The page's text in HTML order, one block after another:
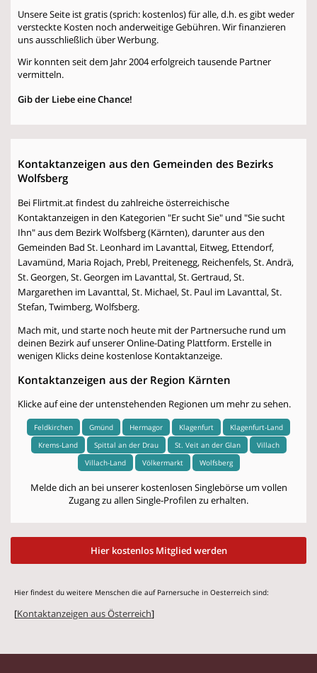
Unsere Seite ist gratis (sprich: kostenlos) für alle, d.h. es gibt weder
versteckte Kosten noch anderweitige Gebühren. Wir finanzieren
uns ausschließlich über Werbung.
Wir konnten seit dem Jahr 2004 erfolgreich tausende Partner
vermitteln.
Gib der Liebe eine Chance!
Kontaktanzeigen aus den Gemeinden des Bezirks
Wolfsberg
Bei Flirtmit.at findest du zahlreiche österreichische
Kontaktanzeigen in den Kategorien "Er sucht Sie" und "Sie sucht
Ihn" aus dem Bezirk Wolfsberg (Kärnten), darunter aus den
Gemeinden Bad St. Leonhard im Lavanttal, Eitweg, Ettendorf,
Lavamünd, Maria Rojach, Prebl, Preitenegg, Reichenfels, St. Andrä,
St. Georgen, St. Georgen im Lavanttal, St. Gertraud, St.
Margarethen im Lavanttal, St. Michael, St. Paul im Lavanttal, St.
Stefan, Twimberg, Wolfsberg.
Mach mit, und starte noch heute mit der Partnersuche rund um
deinen Bezirk auf unserer Online-Dating Plattform. Erstelle in
wenigen Klicks deine kostenlose Kontaktanzeige.
Kontaktanzeigen aus der Region Kärnten
Klicke auf eine der untenstehenden Regionen um mehr zu sehen.
Feldkirchen Gmünd Hermagor Klagenfurt
Klagenfurt-Land
Krems-Land
Spittal an der Drau St. Veit an der Glan
Villach
Villach-Land
Völkermarkt Wolfsberg
Melde dich an bei unserer kostenlosen Singlebörse um vollen
Zugang zu allen Single-Profilen zu erhalten.
Hier kostenlos Mitglied werden
Hier findest du weitere Menschen die auf Parnersuche in Oesterreich sind:
[Kontaktanzeigen aus Österreich]